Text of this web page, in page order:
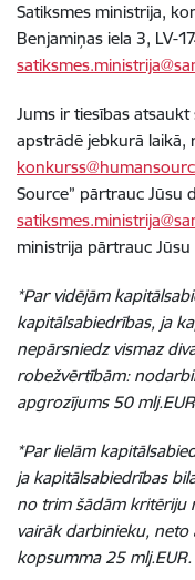
Satiksmes ministrija,
Benjamiņas iela 3, LV-
Jums ir tiesības
apstrādē jebkurā laikā,
Source” pārtrauc Jūsu
ministrija pārtrauc
*Par vidējām
kapitālsabiedrības, ja
nepārsniedz vismaz
robežvērtībām:
apgrozījums 50
*Par lielām
ja kapitālsabiedrības
no trim šādām kritēriju
vairāk darbinieku, neto
kopsumma 25 mlj.EUR.